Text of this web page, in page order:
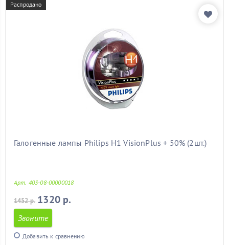
Распродано
Галогенные лампы Philips H1 VisionPlus + 50% (2шт.)
Арт. 403-08-00000018
1452 р. 1320 р.
Звоните
Добавить к сравнению